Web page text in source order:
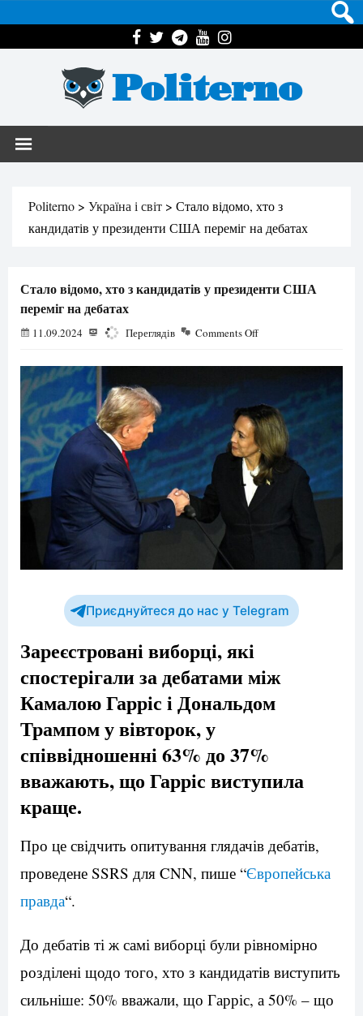
Politerno
Politerno > Україна і світ > Стало відомо, хто з
кандидатів у президенти США переміг на дебатах
Стало відомо, хто з кандидатів у президенти США
переміг на дебатах
11.09.2024 1236 Переглядів Comments Off
Приєднуйтеся до нас у Telegram
Зареєстровані виборці, які
спостерігали за дебатами між
Камалою Гарріс і Дональдом
Трампом у вівторок, у
співвідношенні 63% до 37%
вважають, що Гарріс виступила
краще.
Про це свідчить опитування глядачів дебатів,
проведене SSRS для CNN, пише “Європейська
правда“.
До дебатів ті ж самі виборці були рівномірно
розділені щодо того, хто з кандидатів виступить
сильніше: 50% вважали, що Гарріс, а 50% – що